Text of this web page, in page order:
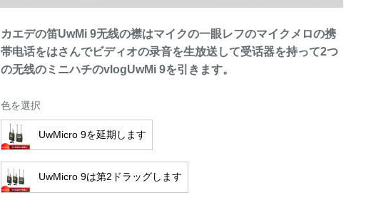
カエデの笛UwMi 9无线の襟はマイクの一眼レフのマイクメロの携
帯电话をはさんでビディオの录音を生放送して受话器を持って2つ
の无线のミニハチのvlogUwMi 9を引きます。
色を選択
UwMicro 9を延期します
UwMicro 9は第2ドラッグします